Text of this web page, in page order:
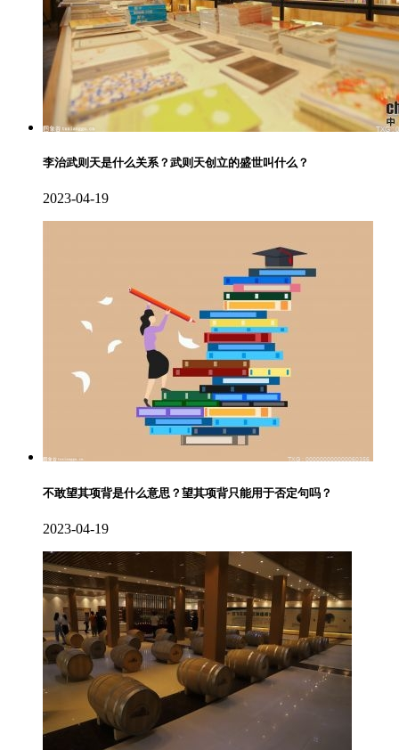
李治武则天是什么关系？武则天创立的盛世叫什么？
2023-04-19
不敢望其项背是什么意思？望其项背只能用于否定句吗？
2023-04-19